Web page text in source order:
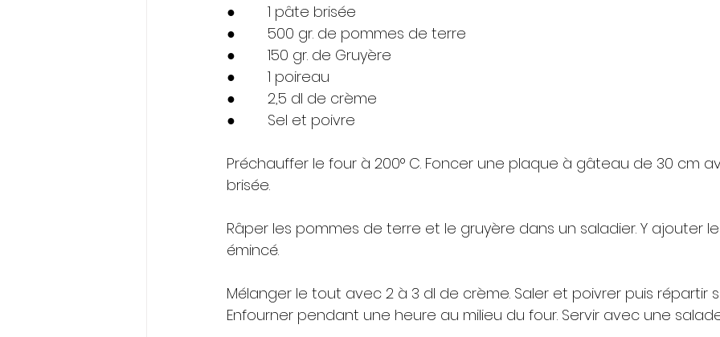
●        1 pâte brisée
●        500 gr. de pommes de terre
●        150 gr. de Gruyère
●        1 poireau
●        2,5 dl de crème
●        Sel et poivre
Préchauffer le four à 200° C. Foncer une plaque à gâteau de 30 cm
brisée.
Râper les pommes de terre et le gruyère dans un saladier. Y ajouter
émincé.
Mélanger le tout avec 2 à 3 dl de crème. Saler et poivrer puis répartir
Enfourner pendant une heure au milieu du four. Servir avec une